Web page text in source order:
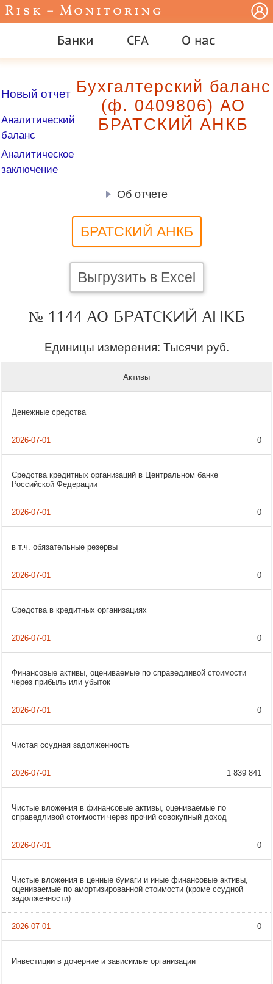
Risk – Monitoring
Банки CFA О нас
Новый отчет
Аналитический
баланс
Аналитическое
заключение
Бухгалтерский баланс
(ф. 0409806) АО
БРАТСКИЙ АНКБ
Об отчете
БРАТСКИЙ АНКБ
Выгрузить в Excel
№ 1144 АО БРАТСКИЙ АНКБ
Единицы измерения: Тысячи руб.
Активы
Денежные средства
0
Средства кредитных организаций в Центральном банке
Российской Федерации
0
в т.ч. обязательные резервы
0
Средства в кредитных организациях
0
Финансовые активы, оцениваемые по справедливой стоимости
через прибыль или убыток
0
Чистая ссудная задолженность
1 839 841
Чистые вложения в финансовые активы, оцениваемые по
справедливой стоимости через прочий совокупный доход
0
Чистые вложения в ценные бумаги и иные финансовые активы,
оцениваемые по амортизированной стоимости (кроме ссудной
задолженности)
0
Инвестиции в дочерние и зависимые организации